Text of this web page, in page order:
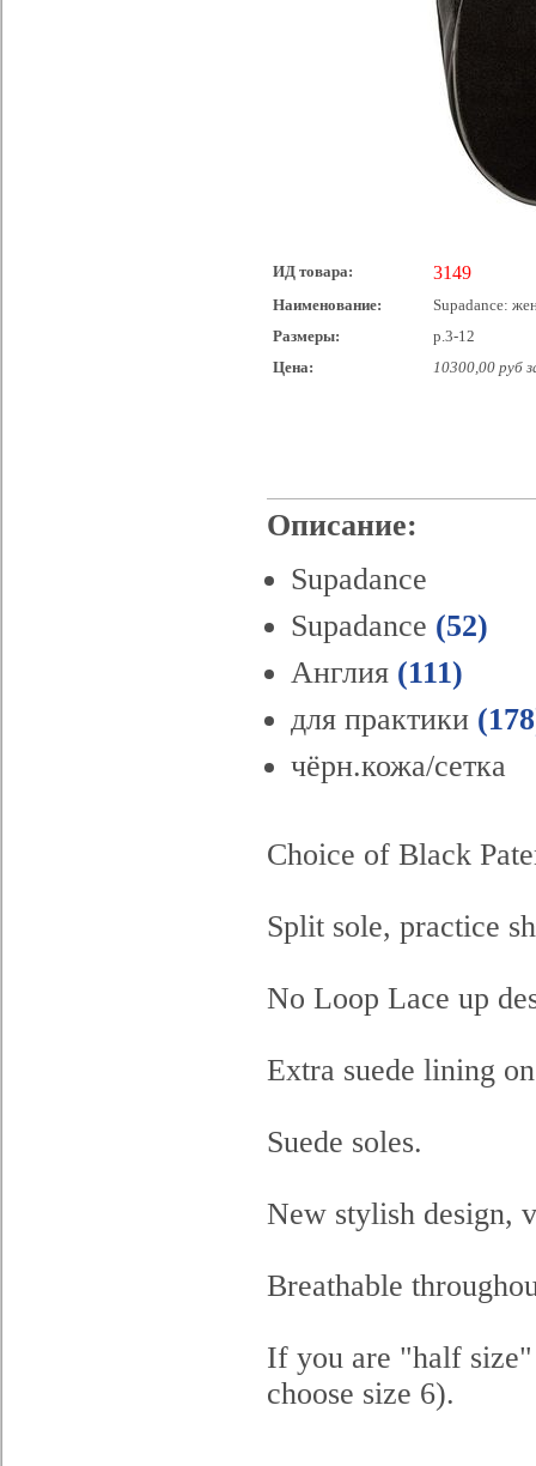
ИД товара: 3149
Наименование:
Supadance:
Размеры:
р.3-12
Цена:
10300,00 руб
Описание:
Supadance
Supadance (52)
Англия (111)
для практики
чёрн.кожа/сетка
Choice of Black
Split sole, practice
No Loop Lace up
Extra suede lining
Suede soles.
New stylish design,
Breathable
If you are "half
choose size 6).